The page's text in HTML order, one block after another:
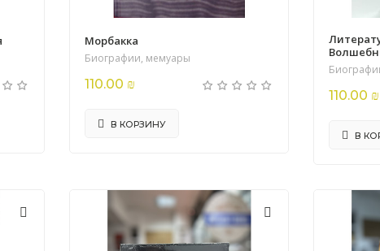
Морбакка
Биографии, мемуары
110.00 ₪
В КОРЗИНУ
110.00 ₪
В